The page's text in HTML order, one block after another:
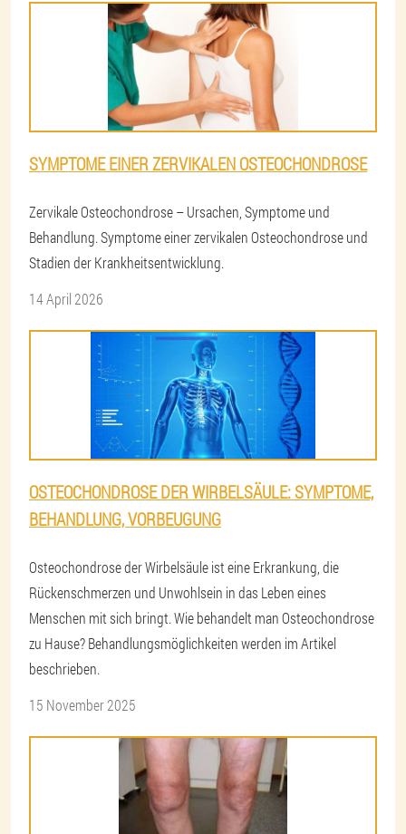
SYMPTOME EINER ZERVIKALEN OSTEOCHONDROSE
Zervikale Osteochondrose – Ursachen, Symptome und
Behandlung. Symptome einer zervikalen Osteochondrose und
Stadien der Krankheitsentwicklung.
14 April 2026
OSTEOCHONDROSE DER WIRBELSÄULE: SYMPTOME,
BEHANDLUNG, VORBEUGUNG
Osteochondrose der Wirbelsäule ist eine Erkrankung, die
Rückenschmerzen und Unwohlsein in das Leben eines
Menschen mit sich bringt. Wie behandelt man Osteochondrose
zu Hause? Behandlungsmöglichkeiten werden im Artikel
beschrieben.
15 November 2025